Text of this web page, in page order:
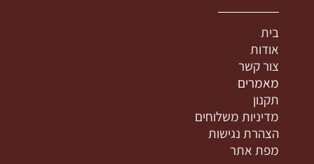
בית
אודות
צור קשר
מאמרים
תקנון
מדיניות משלוחים
הצהרת נגישות
מפת אתר